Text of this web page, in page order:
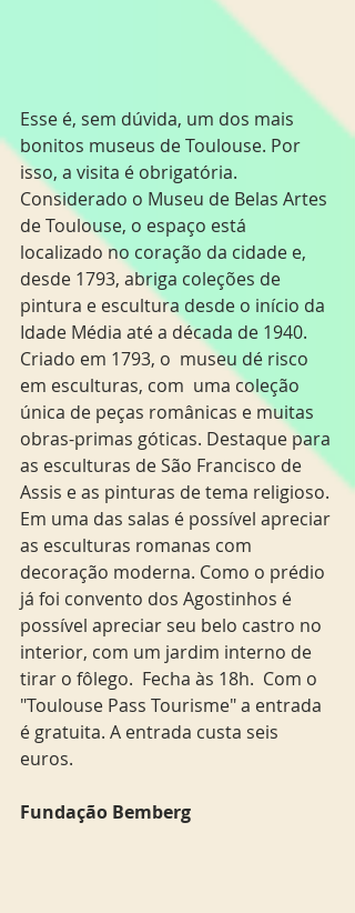
Esse é, sem dúvida, um dos mais
bonitos museus de Toulouse. Por
isso, a visita é obrigatória.
Considerado o Museu de Belas Artes
de Toulouse, o espaço está
localizado no coração da cidade e,
desde 1793, abriga coleções de
pintura e escultura desde o início da
Idade Média até a década de 1940.
Criado em 1793, o  museu dé risco
em esculturas, com  uma coleção
única de peças românicas e muitas
obras-primas góticas. Destaque para
as esculturas de São Francisco de
Assis e as pinturas de tema religioso.
Em uma das salas é possível apreciar
as esculturas romanas com
decoração moderna. Como o prédio
já foi convento dos Agostinhos é
possível apreciar seu belo castro no
interior, com um jardim interno de
tirar o fôlego.  Fecha às 18h.  Com o
"Toulouse Pass Tourisme" a entrada
é gratuita. A entrada custa seis
euros.
Fundação Bemberg